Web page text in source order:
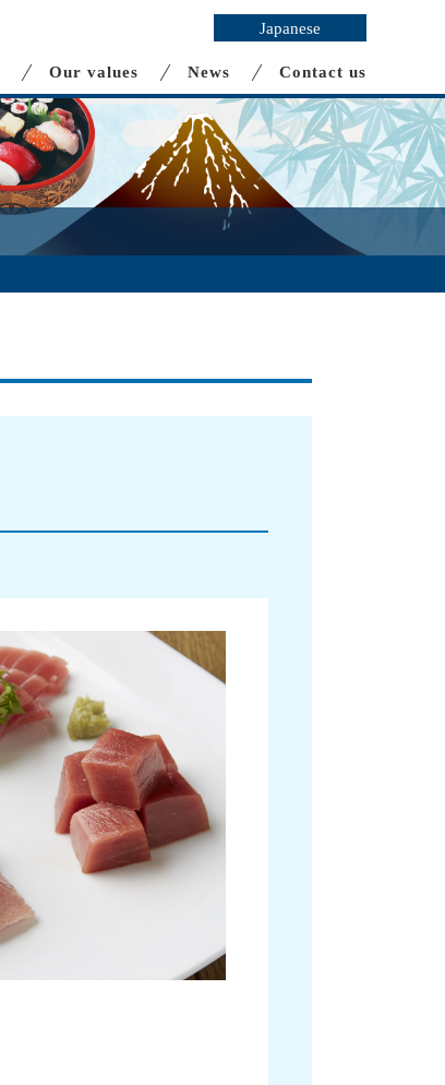
Our values News Contact us
Japanese